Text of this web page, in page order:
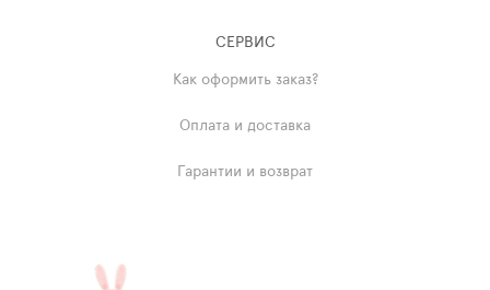
СЕРВИС
Как оформить заказ?
Оплата и доставка
Гарантии и возврат